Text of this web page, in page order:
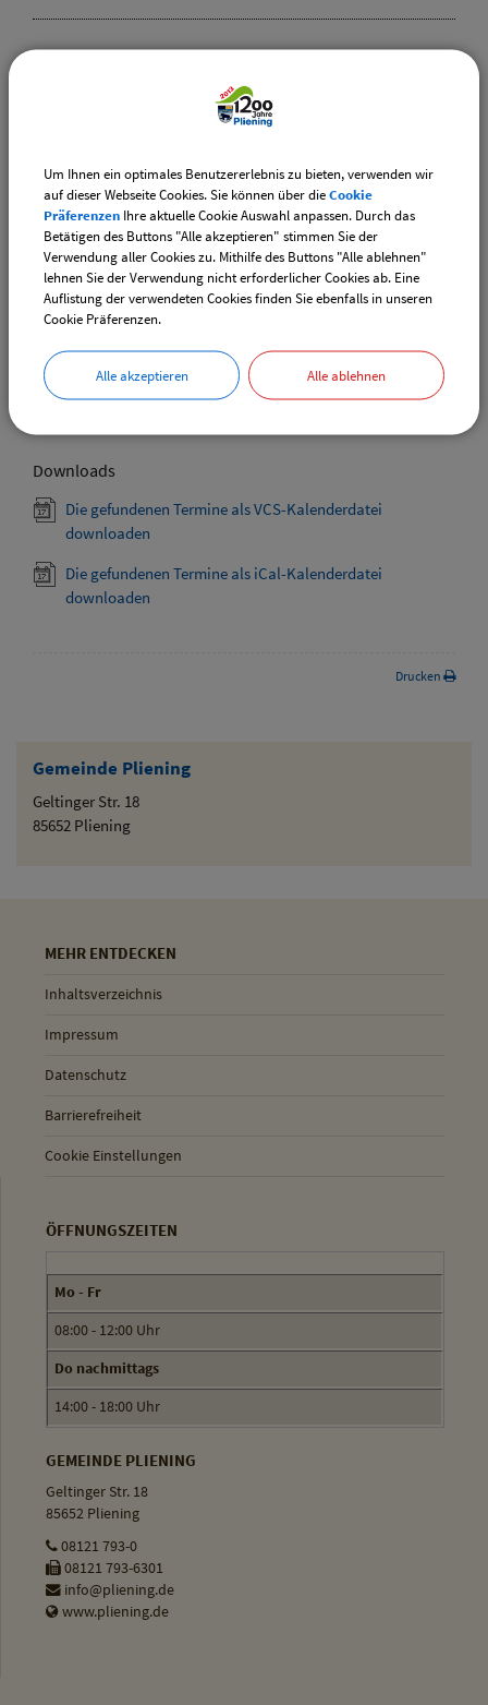
Gemeinde Pliening
Geltinger Str. 18
85652 Pliening
bis 18:00 Uhr
Vereine
Weiterführende Links
Adventsmarkt Hofladen Burghart
CSU-Ortshauptversammlung
Downloads
Die gefundenen Termine als VCS-Kalenderdatei
downloaden
Die gefundenen Termine als iCal-Kalenderdatei
downloaden
Drucken
MEHR ENTDECKEN
Inhaltsverzeichnis
Impressum
Datenschutz
Barrierefreiheit
Cookie Einstellungen
ÖFFNUNGSZEITEN
Mo - Fr
08:00 - 12:00 Uhr
Do nachmittags
14:00 - 18:00 Uhr
GEMEINDE PLIENING
Geltinger Str. 18
85652 Pliening
08121 793-0
08121 793-6301
info@pliening.de
www.pliening.de
Um Ihnen ein optimales Benutzererlebnis zu bieten, verwenden wir
auf dieser Webseite Cookies. Sie können über dieCookie
Präferenzen Ihre aktuelle Cookie Auswahl anpassen. Durch das
Betätigen des Buttons "Alle akzeptieren" stimmen Sie der
Verwendung aller Cookies zu. Mithilfe des Buttons "Alle ablehnen"
lehnen Sie der Verwendung nicht erforderlicher Cookies ab. Eine
Auflistung der verwendeten Cookies finden Sie ebenfalls in unseren
Cookie Präferenzen.
Alle akzeptieren Alle ablehnen